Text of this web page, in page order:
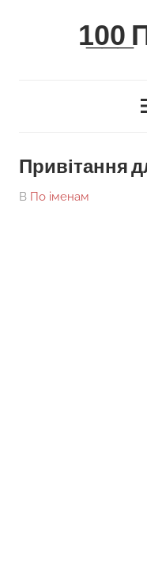
1̲0̲0̲
Привітання
On
By
В По іменам